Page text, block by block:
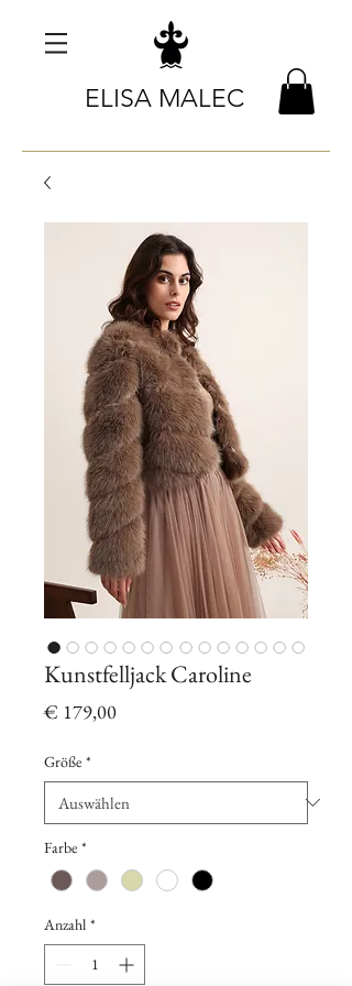
ELISA MALEC
Kunstfelljack Caroline
€ 179,00Preis
Größe *
Farbe *
Anzahl *